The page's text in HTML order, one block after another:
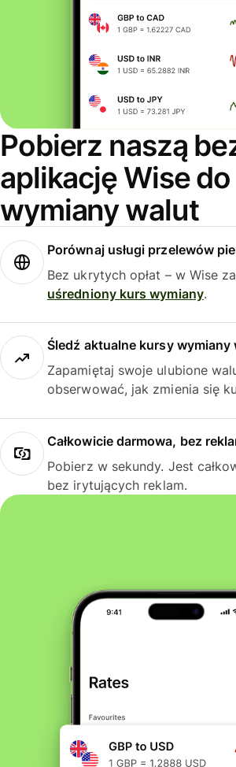
Pobierz naszą
aplikację Wise do
wymiany walut
Porównaj usługi przelewów
Bez ukrytych opłat – w Wise
uśredniony kurs wymiany.
Śledź aktualne kursy wymiany
Zapamiętaj swoje ulubione
obserwować, jak zmienia się
Całkowicie darmowa, bez
Pobierz w sekundy. Jest
bez irytujących reklam.